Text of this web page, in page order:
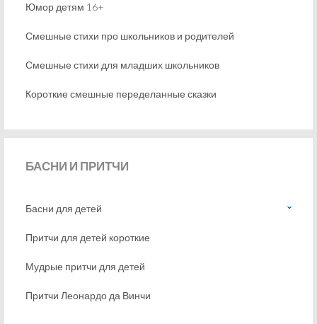
Юмор детям 16+
Смешные стихи про школьников и родителей
Смешные стихи для младших школьников
Короткие смешные переделанные сказки
БАСНИ И ПРИТЧИ
Басни для детей
Притчи для детей короткие
Мудрые притчи для детей
Притчи Леонардо да Винчи